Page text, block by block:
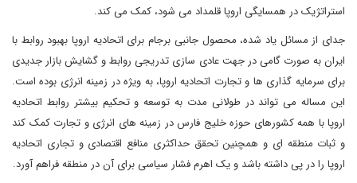
استراتژیک در همسایگی اروپا قلمداد می شود، کمک می کند.
جدای از مسائل یاد شده، محصول جانبی برجام برای اتحادیه اروپا بهبود روابط با
ایران به صورت گامی در جهت عادی سازی تدریجی روابط و گشایش بازار جدیدی
برای سرمایه گذاری ها و تجارت اتحادیه اروپا، به ویژه در زمینه انرژی بوده است.
این مساله می تواند در طولانی مدت به توسعه و تحکیم بیشتر روابط اتحادیه
اروپا با همه کشورهای حوزه خلیج فارس در زمینه های انرژی و تجارت کمک کند
و ثبات منطقه ای و همچنین تحقق حداکثری منافع اقتصادی و تجاری اتحادیه
اروپا را در پی داشته باشد و یک اهرم فشار سیاسی برای آن در منطقه فراهم آورد.